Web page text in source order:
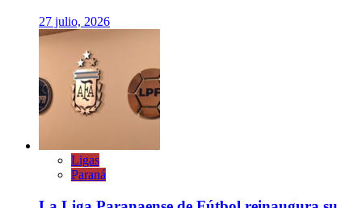
27 julio, 2026
Ligas
Paraná